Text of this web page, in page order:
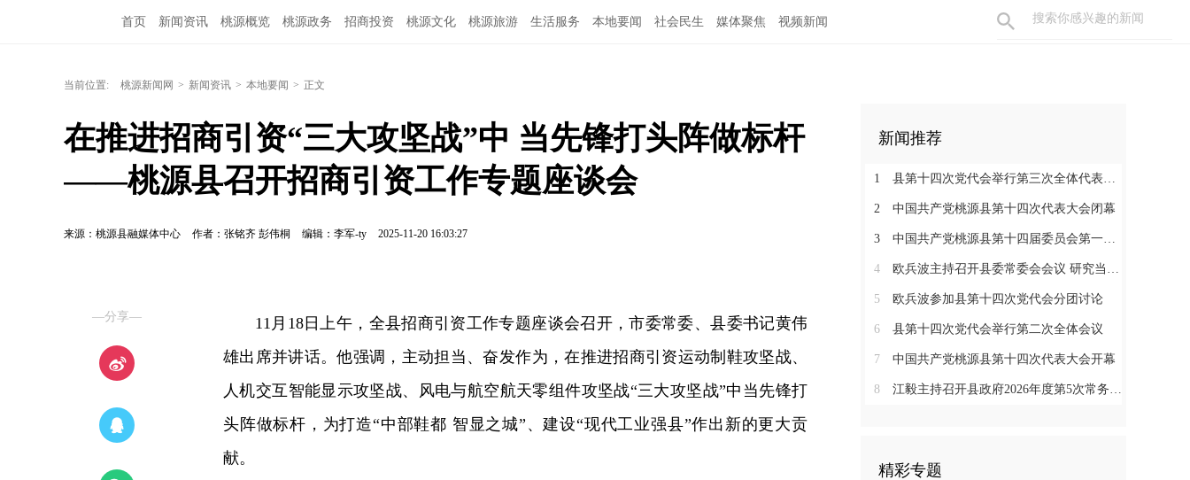
首页 新闻资讯 桃源概览 桃源政务 招商投资 桃源文化 桃源旅游 生活服务 本地要闻 社会民生 媒体聚焦 视频新闻
当前位置: 桃源新闻网 > 新闻资讯 > 本地要闻 > 正文
在推进招商引资“三大攻坚战”中 当先锋打头阵做标杆
——桃源县召开招商引资工作专题座谈会
来源：桃源县融媒体中心 作者：张铭齐 彭伟桐 编辑：李军-ty 2025-11-20 16:03:27
—分享—
11月18日上午，全县招商引资工作专题座谈会召开，市委常委、县委书记黄伟
雄出席并讲话。他强调，主动担当、奋发作为，在推进招商引资运动制鞋攻坚战、
人机交互智能显示攻坚战、风电与航空航天零组件攻坚战“三大攻坚战”中当先锋打
头阵做标杆，为打造“中部鞋都 智显之城”、建设“现代工业强县”作出新的更大贡
献。
新闻推荐
1 县第十四次党代会举行第三次全体代表会议
2 中国共产党桃源县第十四次代表大会闭幕
3 中国共产党桃源县第十四届委员会第一次全体会议召开
4 欧兵波主持召开县委常委会会议 研究当前重点工作
5 欧兵波参加县第十四次党代会分团讨论
6 县第十四次党代会举行第二次全体会议
7 中国共产党桃源县第十四次代表大会开幕
8 江毅主持召开县政府2026年度第5次常务会议
精彩专题